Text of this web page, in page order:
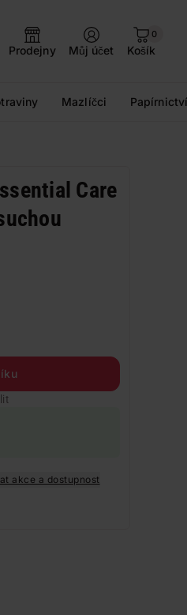
Prodejny Můj účet
0
Košík
Mazlíčci
Care
lit
akce a dostupnost